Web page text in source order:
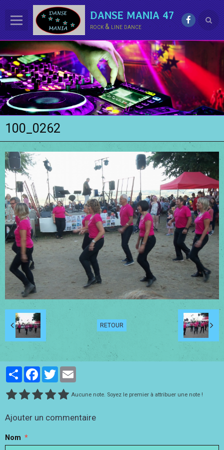
DANSE MANIA 47
rock & line dance
ACCUEIL
LE CLUB
La LINE DANCE
Le ROCK
Groupe Démo - Animations
PHOTOS
BONUS
Contact
Annuaire
100_0262
RETOUR
PartagerFacebookTwitter
Aucune note. Soyez le premier à attribuer une note !
Ajouter un commentaire
Nom